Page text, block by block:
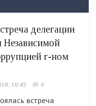
делегации
Независимой
г-ном
10:43 0
встреча